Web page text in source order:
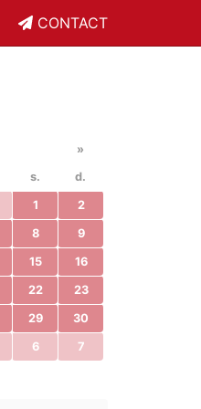
CONTACT
»
s. d.
1 2
8 9
15 16
22 23
29 30
6 7